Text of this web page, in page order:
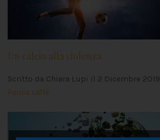
Un calcio alla violenza
Scritto da Chiara Lupi il 2 Dicembre 2019
Pausa caffè